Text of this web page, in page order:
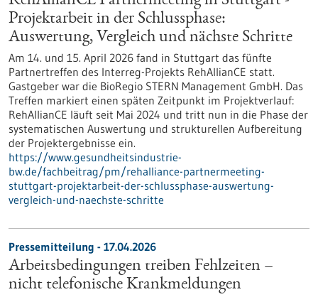
Projektarbeit in der Schlussphase:
Auswertung, Vergleich und nächste Schritte
Am 14. und 15. April 2026 fand in Stuttgart das fünfte
Partnertreffen des Interreg-Projekts RehAllianCE statt.
Gastgeber war die BioRegio STERN Management GmbH. Das
Treffen markiert einen späten Zeitpunkt im Projektverlauf:
RehAllianCE läuft seit Mai 2024 und tritt nun in die Phase der
systematischen Auswertung und strukturellen Aufbereitung
der Projektergebnisse ein.
https://www.gesundheitsindustrie-
bw.de/fachbeitrag/pm/rehalliance-partnermeeting-
stuttgart-projektarbeit-der-schlussphase-auswertung-
vergleich-und-naechste-schritte
Pressemitteilung - 17.04.2026
Arbeitsbedingungen treiben Fehlzeiten –
nicht telefonische Krankmeldungen